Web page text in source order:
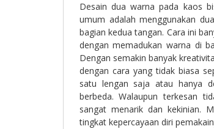
Desain dua warna pada kaos
umum adalah menggunakan
bagian kedua tangan. Cara ini
dengan memadukan warna di
Dengan semakin banyak
dengan cara yang tidak biasa
satu lengan saja atau hanya
berbeda. Walaupun terkesan
sangat menarik dan kekinian.
tingkat kepercayaan diri